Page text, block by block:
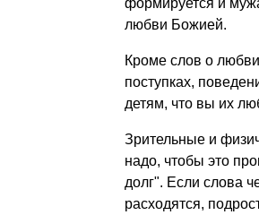
любви Божией.
Кроме слов о
поступках,
детям, что вы их
Зрительные и
надо, чтобы это
долг". Если слова
расходятся,